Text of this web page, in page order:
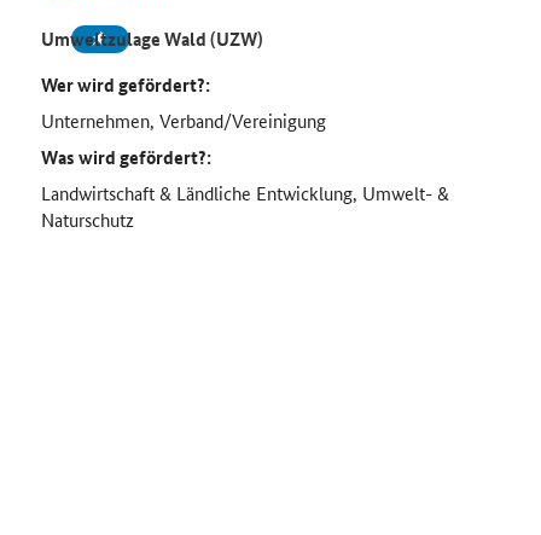
Umweltzulage Wald (UZW)
Wer wird gefördert?:
Unternehmen, Verband/Vereinigung
Was wird gefördert?:
Landwirtschaft & Ländliche Entwicklung, Umwelt- &
Naturschutz